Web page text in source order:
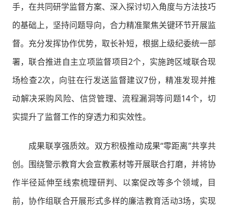
手，在共同研学监督方案、深入探讨切入角度与方法技巧
的基础上，坚持问题导向，合力精准聚焦关键环节开展监
督。充分发挥协作优势，取长补短，根据上级纪委统一部
署，联合推进自主立项监督项目2个，实施跨区域联合现
场检查2次，向驻在行发送监督建议7份，精准发现并推
动解决采购风险、信贷管理、流程漏洞等问题14个，切
实提升了监督工作的穿透力和实效性。
成果联享强质效。双方积极推动成果“零距离”共享共
创。围绕警示教育大会宣教素材等开展联合打磨，并将协
作半径延伸至线索梳理研判、以案促改等多个领域，目
前，协作组联合开展形式多样的廉洁教育活动3场，实现